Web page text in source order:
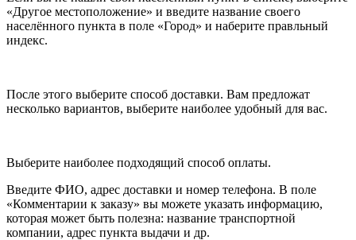
«Другое местоположение» и введите название своего
населённого пункта в поле «Город» и наберите правльный
индекс.
После этого выберите способ доставки. Вам предложат
несколько вариантов, выберите наиболее удобный для вас.
Выберите наиболее подходящий способ оплаты.
Введите ФИО, адрес доставки и номер телефона. В поле
«Комментарии к заказу» вы можете указать информацию,
которая может быть полезна: название транспортной
компании, адрес пункта выдачи и др.